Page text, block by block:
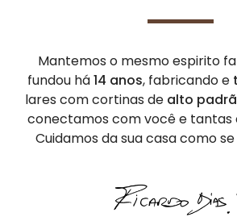
Mantemos o mesmo espirito
fundou há14 anos, fabricando e
lares com cortinas de alto
conectamos com você e tantas
Cuidamos da sua casa como